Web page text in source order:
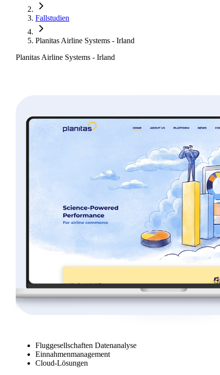
Fallstudien
Planitas Airline Systems - Irland
Planitas Airline Systems - Irland
Fluggesellschaften Datenanalyse
Einnahmenmanagement
Cloud-Lösungen